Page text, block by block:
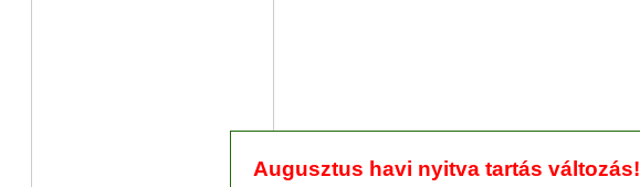
Augusztus havi nyitva tartás változás!